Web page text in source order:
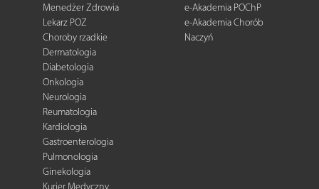
Menedżer Zdrowia
Lekarz POZ
Choroby rzadkie
Dermatologia
Diabetologia
Onkologia
Neurologia
Reumatologia
Kardiologia
Gastroenterologia
Pulmonologia
Ginekologia
e-Akademia POChP
e-Akademia Chorób
Naczyń